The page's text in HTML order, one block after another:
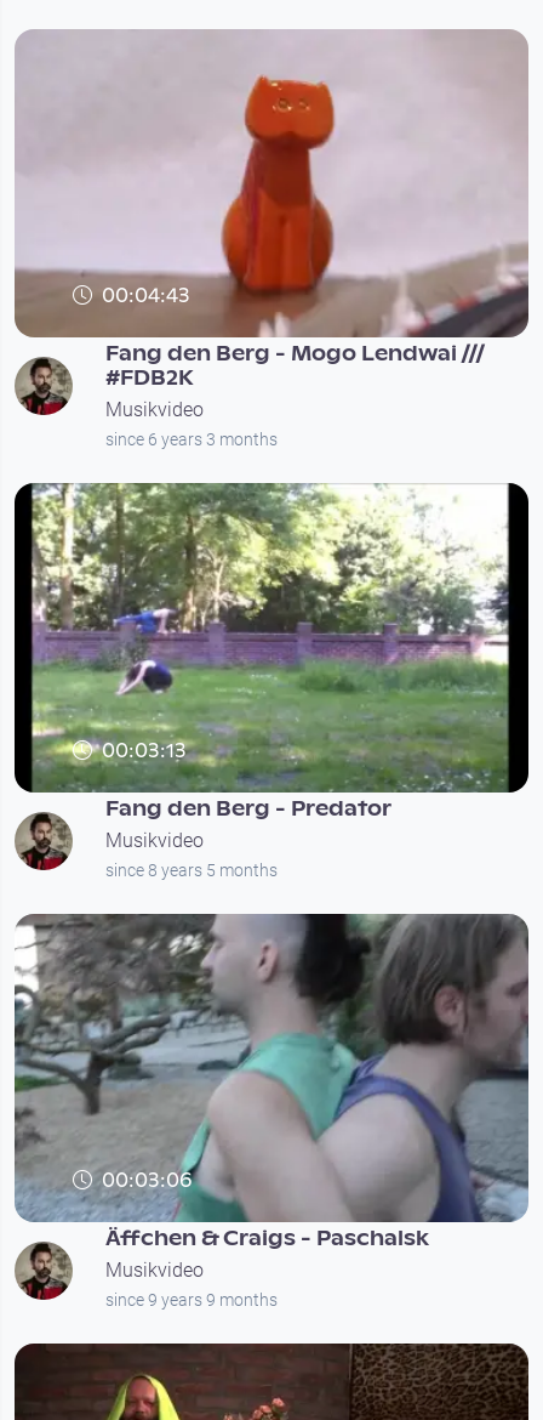
00:04:43
Fang den Berg - Mogo Lendwai ///
#FDB2K
Musikvideo
since 6 years 3 months
00:03:13
Fang den Berg - Predator
Musikvideo
since 8 years 5 months
00:03:06
Äffchen & Craigs - Paschalsk
Musikvideo
since 9 years 9 months